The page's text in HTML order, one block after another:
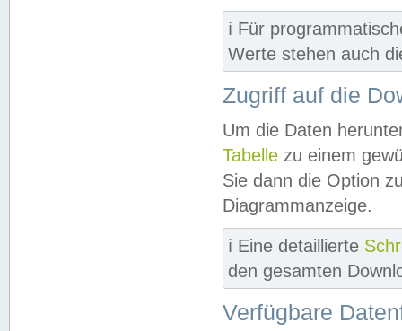
ℹ️ Für
Werte stehen auch
Zugriff auf die
Um die Daten
Tabelle zu einem
Sie dann die Option
Diagrammanzeige.
ℹ️ Eine detaillierte
den gesamten
Verfügbare